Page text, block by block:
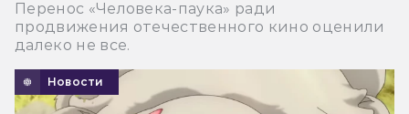
Перенос «Человека-паука» ради
продвижения отечественного кино оценили
далеко не все.
Новости